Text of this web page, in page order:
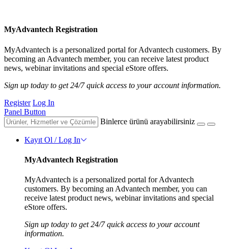
MyAdvantech Registration
MyAdvantech is a personalized portal for Advantech customers. By
becoming an Advantech member, you can receive latest product
news, webinar invitations and special eStore offers.
Sign up today to get 24/7 quick access to your account information.
Register Log In
Panel Button
Binlerce ürünü arayabilirsiniz
Kayıt Ol / Log In
MyAdvantech Registration
MyAdvantech is a personalized portal for Advantech
customers. By becoming an Advantech member, you can
receive latest product news, webinar invitations and special
eStore offers.
Sign up today to get 24/7 quick access to your account
information.